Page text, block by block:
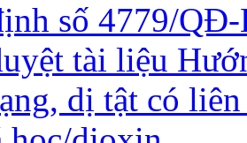
số 4779/
tài liệu
dị tật có